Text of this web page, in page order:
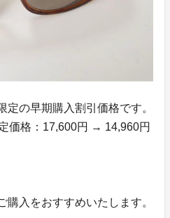
定の早期購入割引価格です。
価格：17,600円 → 14,960円
入をおすすめいたします。